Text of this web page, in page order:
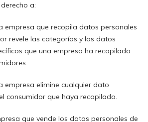
a:
empresa que recopila datos personales
revele las categorías y los datos
que una empresa ha recopilado
.
empresa elimine cualquier dato
consumidor que haya recopilado.
que vende los datos personales de